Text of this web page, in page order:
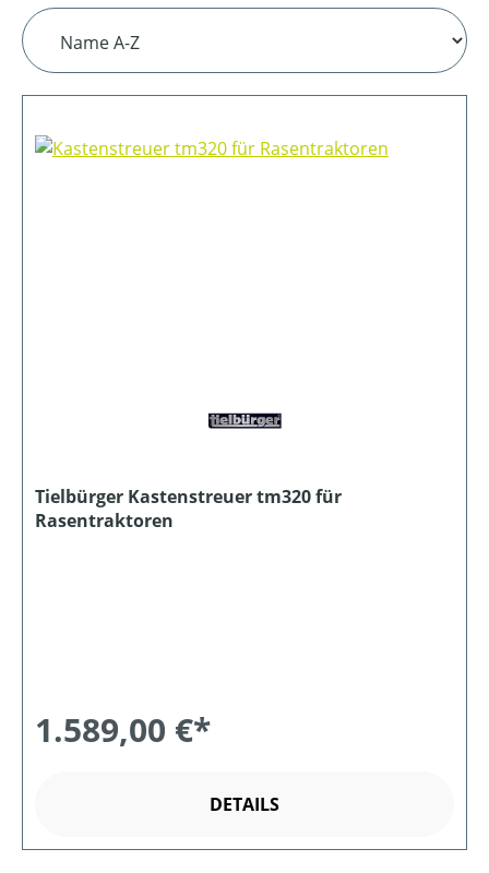
Tielbürger Kastenstreuer tm320 für
Rasentraktoren
1.589,00 €*
DETAILS